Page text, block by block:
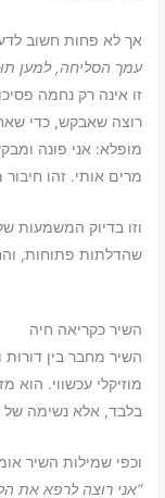
אך לא פחות חשוב
עמך הסליחה, למען
זו אינה רק נחמה
רוצה שאבקש, כדי
מופלא: אני פונה
מרים אותי. זהו
וזו בדיוק המשמעות
שהדלתות פתוחות,
השיר כקריאה חיה
השיר מחבר בין דורות
מוזיקלי עכשווי.
בלבד, אלא נשימה
וכפי שמילות השיר
“אני רוצה לרפא את